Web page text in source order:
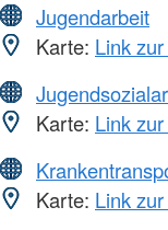
Jugendarbeit
Karte: Link
Karte: Link
Karte: Link